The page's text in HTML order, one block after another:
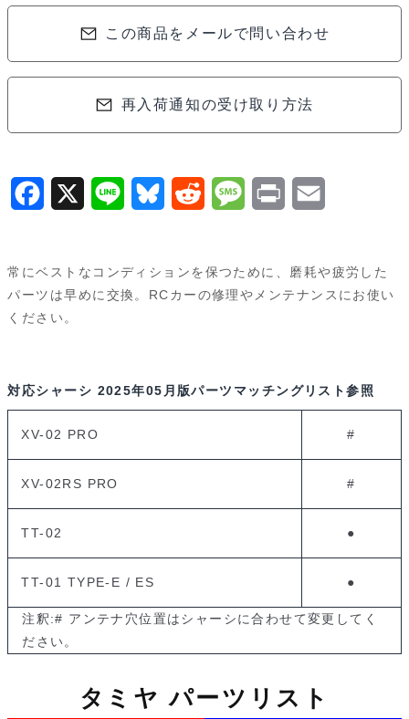
グ
ー
ペ
ボ
デ
セ
ッ
ト
この商品をメールで問い合わせ
再入荷通知の受け取り方法
e
b
o
X
e
B
e
y
R
d
M
s
e
P
n i
常にベストなコンディションを保つために、磨耗や疲労した
パーツは早めに交換。RCカーの修理やメンテナンスにお使い
ください。
対応シャーシ 2025年05月版パーツマッチングリスト参照
XV-02 PRO #
XV-02RS PRO #
TT-02 ●
TT-01 TYPE-E / ES ●
注釈:# アンテナ穴位置はシャーシに合わせて変更してく
ださい。
タミヤ パーツリスト